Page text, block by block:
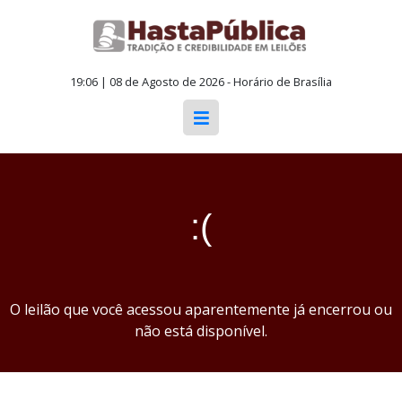
19:06 | 08 de Agosto de 2026 - Horário de Brasília
:(
O leilão que você acessou aparentemente já encerrou ou
não está disponível.